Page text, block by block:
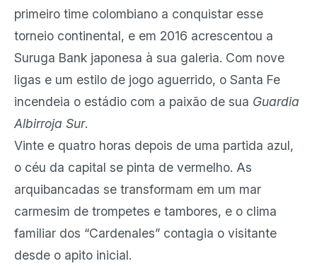
primeiro time colombiano a conquistar esse
torneio continental, e em 2016 acrescentou a
Suruga Bank japonesa à sua galeria. Com nove
ligas e um estilo de jogo aguerrido, o Santa Fe
incendeia o estádio com a paixão de sua Guardia
Albirroja Sur.
Vinte e quatro horas depois de uma partida azul,
o céu da capital se pinta de vermelho. As
arquibancadas se transformam em um mar
carmesim de trompetes e tambores, e o clima
familiar dos “Cardenales” contagia o visitante
desde o apito inicial.